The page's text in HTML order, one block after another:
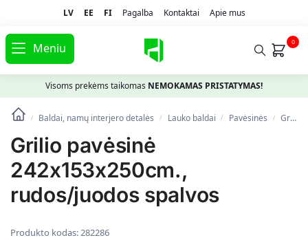
LV EE FI Pagalba Kontaktai Apie mus
Meniu 0
Visoms prekėms taikomas NEMOKAMAS PRISTATYMAS!
/ Baldai, namų interjero detalės / Lauko baldai / Pavėsinės / Grilio pavėsinė 242x153x250cm., rudos/juodos spalvos
Grilio pavėsinė
242x153x250cm.,
rudos/juodos spalvos
Produkto kodas:282286